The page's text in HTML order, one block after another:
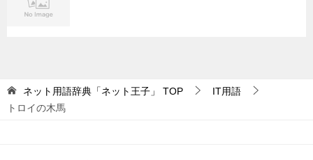
ネット用語辞典「ネット王子」 TOP
IT用語
トロイの木馬